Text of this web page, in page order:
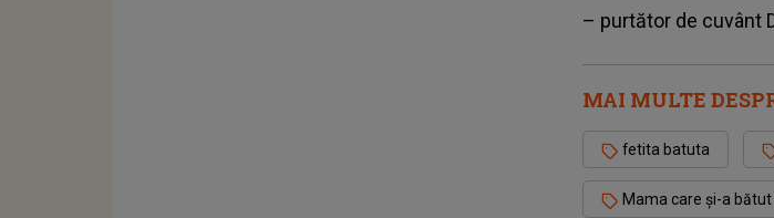
– purtător de cuvânt
MAI MULTE
fetita batuta
Mama care şi-a